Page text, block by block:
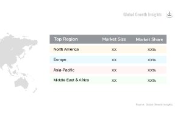
XX%
XX
XX%
XX
XX%
XX
XX%
XX